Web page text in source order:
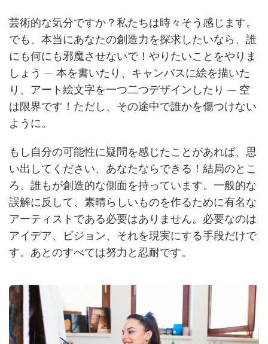
芸術的な気分ですか？私たちは時々そう感じます。
でも、本当にあなたの創造力を探求したいなら、誰
にも何にも邪魔させないで！やりたいことをやりま
しょう — 本を書いたり、キャンバスに絵を描いた
り、アート絵文字を一つ二つデザインしたり — 空
は限界です！ただし、その途中で誰かを傷つけない
ように。
もし自分の可能性に疑問を感じたことがあれば、思
い出してください、あなたならできる！結局のとこ
ろ、誰もが創造的な側面を持っています。一般的な
誤解に反して、素晴らしいものを作るために有名な
アーティストである必要はありません。必要なのは
アイデア、ビジョン、それを現実にする手段だけで
す。あとのすべては努力と忍耐です。